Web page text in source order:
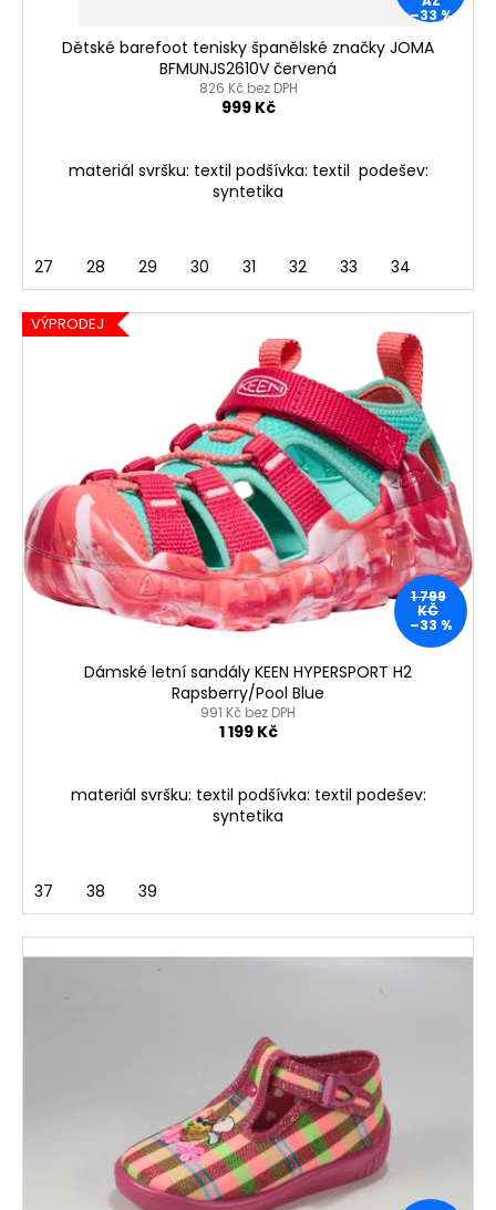
–33 %
Dětské barefoot tenisky španělské značky JOMA
BFMUNJS2610V červená
826 Kč bez DPH
999 Kč
materiál svršku: textil podšívka: textil podešev:
syntetika
27 28 29 30 31 32 33 34
VÝPRODEJ
1 799
KČ
–33 %
Dámské letní sandály KEEN HYPERSPORT H2
Rapsberry/Pool Blue
991 Kč bez DPH
1 199 Kč
materiál svršku: textil podšívka: textil podešev:
syntetika
37 38 39